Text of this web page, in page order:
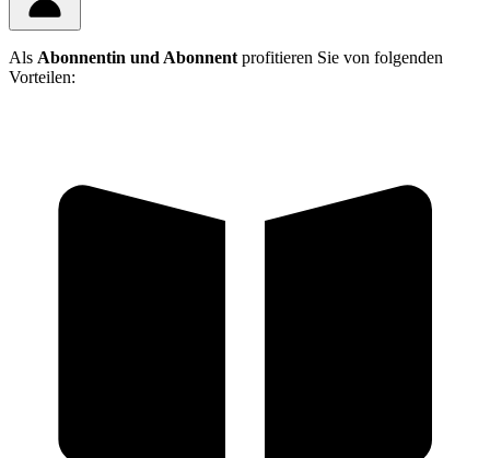
Als Abonnentin und Abonnentprofitieren Sie von folgenden
Vorteilen: